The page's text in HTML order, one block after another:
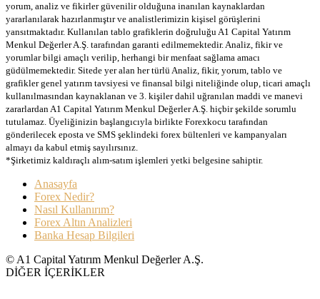
yorum, analiz ve fikirler güvenilir olduğuna inanılan kaynaklardan
yararlanılarak hazırlanmıştır ve analistlerimizin kişisel görüşlerini
yansıtmaktadır. Kullanılan tablo grafiklerin doğruluğu A1 Capital Yatırım
Menkul Değerler A.Ş. tarafından garanti edilmemektedir. Analiz, fikir ve
yorumlar bilgi amaçlı verilip, herhangi bir menfaat sağlama amacı
güdülmemektedir. Sitede yer alan her türlü Analiz, fikir, yorum, tablo ve
grafikler genel yatırım tavsiyesi ve finansal bilgi niteliğinde olup, ticari amaçlı
kullanılmasından kaynaklanan ve 3. kişiler dahil uğranılan maddi ve manevi
zararlardan A1 Capital Yatırım Menkul Değerler A.Ş. hiçbir şekilde sorumlu
tutulamaz. Üyeliğinizin başlangıcıyla birlikte Forexkocu tarafından
gönderilecek eposta ve SMS şeklindeki forex bültenleri ve kampanyaları
almayı da kabul etmiş sayılırsınız.
*Şirketimiz kaldıraçlı alım-satım işlemleri yetki belgesine sahiptir.
Anasayfa
Forex Nedir?
Nasıl Kullanırım?
Forex Altın Analizleri
Banka Hesap Bilgileri
© A1 Capital Yatırım Menkul Değerler A.Ş.
DİĞER İÇERİKLER